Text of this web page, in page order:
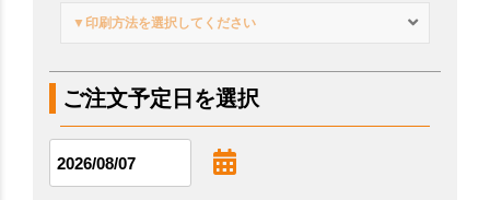
▼印刷方法を選択してください
ご注文予定日を選択